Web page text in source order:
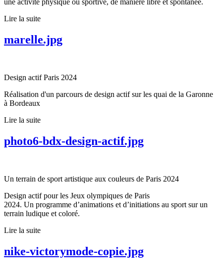
une activité physique ou sportive, de manière libre et spontanée.
Lire la suite
marelle.jpg
Design actif Paris 2024
Réalisation d'un parcours de design actif sur les quai de la Garonne
à Bordeaux
Lire la suite
photo6-bdx-design-actif.jpg
Un terrain de sport artistique aux couleurs de Paris 2024
Design actif pour les Jeux olympiques de Paris
2024. Un programme d’animations et d’initiations au sport sur un
terrain ludique et coloré.
Lire la suite
nike-victorymode-copie.jpg